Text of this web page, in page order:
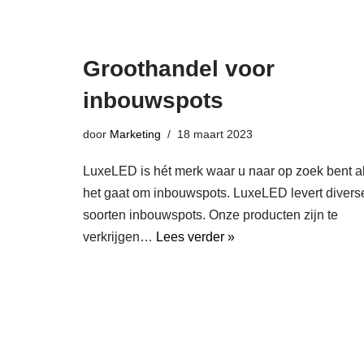
Groothandel voor
inbouwspots
door Marketing 18 maart 2023
LuxeLED is hét merk waar u naar op zoek bent
het gaat om inbouwspots. LuxeLED levert
soorten inbouwspots. Onze producten zijn te
verkrijgen… Lees verder »